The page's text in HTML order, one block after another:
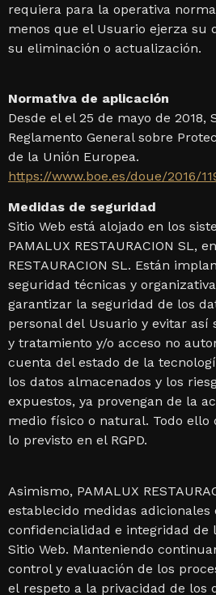
requiera para la operativa
menos que el Usuario ejerza su
su eliminación o actualización.
Normativa de aplicación
Desde el el 25 de mayo de 2018,
Reglamento General sobre
de la Unión Europea.
https://www.boe.es/doue/2016/
Medidas de seguridad
Sitio Web está alojado en los
PAMALUX RESTAURACION SL,
RESTAURACION SL. Están
seguridad técnicas y
garantizar la seguridad de los
personal del Usuario y evitar así
y tratamiento y/o acceso no
cuenta del estado de la
los datos almacenados y los
expuestos, ya provengan de la
medio físico o natural. Todo ello
lo previsto en el RGPD.
Asimismo, PAMALUX
establecido medidas
confidencialidad e integridad de
Sitio Web. Manteniendo
control y evaluación de los
el respeto a la privacidad de los